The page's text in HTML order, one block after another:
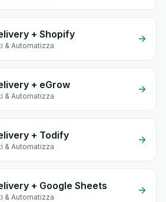
+ Shopify
& Automatizza
+ eGrow
& Automatizza
+ Todify
& Automatizza
+ Google Sheets
& Automatizza